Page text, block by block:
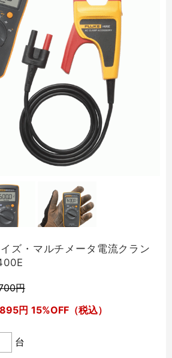
ズ・マルチメータ電流クラン
円
円 15%OFF（税込）
台